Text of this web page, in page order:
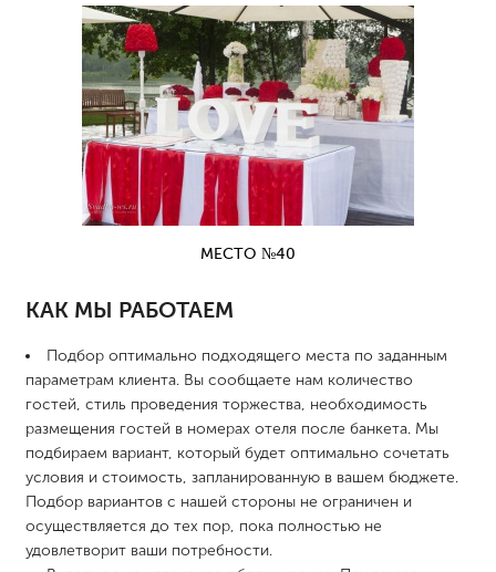
МЕСТО №40
КАК МЫ РАБОТАЕМ
Подбор оптимально подходящего места по заданным
параметрам клиента. Вы сообщаете нам количество
гостей, стиль проведения торжества, необходимость
размещения гостей в номерах отеля после банкета. Мы
подбираем вариант, который будет оптимально сочетать
условия и стоимость, запланированную в вашем бюджете.
Подбор вариантов с нашей стороны не ограничен и
осуществляется до тех пор, пока полностью не
удовлетворит ваши потребности.